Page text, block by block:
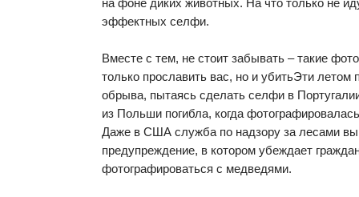
эффектных селфи.
Вместе с тем, не стоит забывать – такие
только прославить вас, но и убитьЭти летом
обрыва, пытаясь сделать селфи в
из Польши погибла, когда
Даже в США служба по надзору за лесами
предупреждение, в котором убеждает
фотографироваться с медведями.